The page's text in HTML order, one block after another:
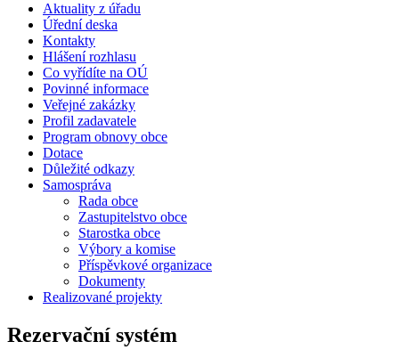
Aktuality z úřadu
Úřední deska
Kontakty
Hlášení rozhlasu
Co vyřídíte na OÚ
Povinné informace
Veřejné zakázky
Profil zadavatele
Program obnovy obce
Dotace
Důležité odkazy
Samospráva
Rada obce
Zastupitelstvo obce
Starostka obce
Výbory a komise
Příspěvkové organizace
Dokumenty
Realizované projekty
Rezervační systém